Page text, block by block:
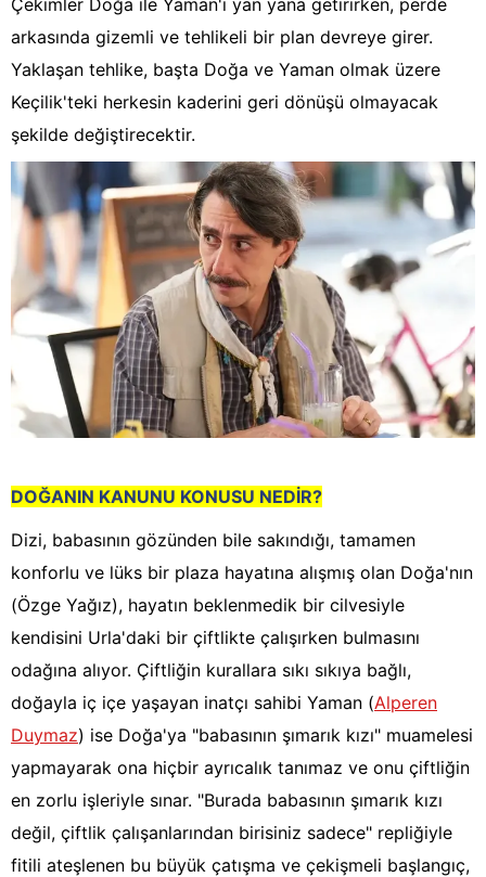
arkasında gizemli ve tehlikeli bir plan devreye girer.
Yaklaşan tehlike, başta Doğa ve Yaman olmak üzere
Keçilik'teki herkesin kaderini geri dönüşü olmayacak
şekilde değiştirecektir.
DOĞANIN KANUNU KONUSU NEDİR?
Dizi, babasının gözünden bile sakındığı, tamamen
konforlu ve lüks bir plaza hayatına alışmış olan Doğa'nın
(Özge Yağız), hayatın beklenmedik bir cilvesiyle
kendisini Urla'daki bir çiftlikte çalışırken bulmasını
odağına alıyor. Çiftliğin kurallara sıkı sıkıya bağlı,
doğayla iç içe yaşayan inatçı sahibi Yaman (Alperen
Duymaz) ise Doğa'ya "babasının şımarık kızı" muamelesi
yapmayarak ona hiçbir ayrıcalık tanımaz ve onu çiftliğin
en zorlu işleriyle sınar. "Burada babasının şımarık kızı
değil, çiftlik çalışanlarından birisiniz sadece" repliğiyle
fitili ateşlenen bu büyük çatışma ve çekişmeli başlangıç,